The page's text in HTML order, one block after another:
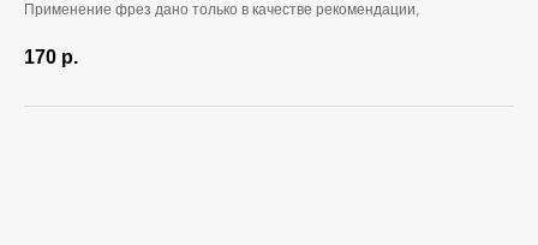
Применение фрез дано только в качестве рекомендации,
170 р.